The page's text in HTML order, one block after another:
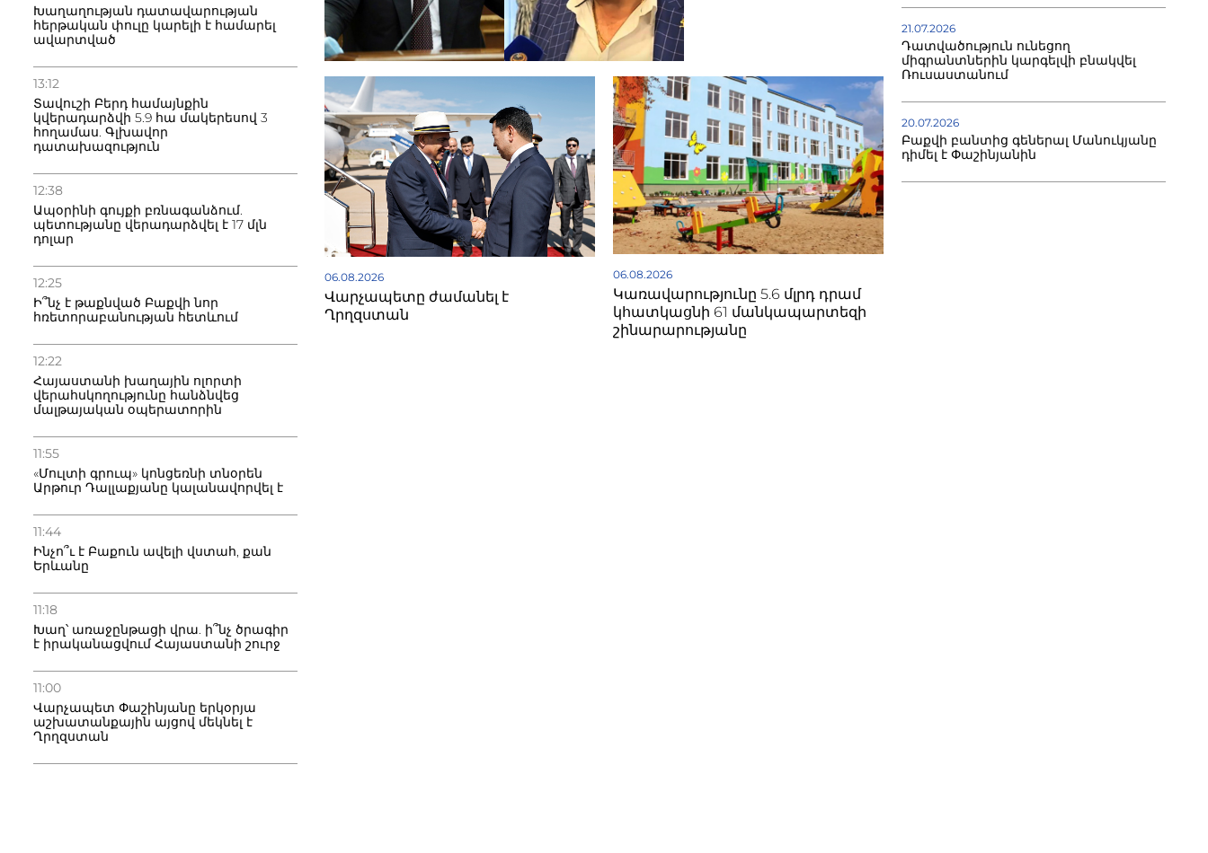
Խաղաղության դատավարության
հերթական փուլը կարելի է համարել
ավարտված
13:12
Տավուշի Բերդ համայնքին
կվերադարձվի 5.9 հա մակերեսով 3
հողամաս. Գլխավոր
դատախազություն
12:38
Ապօրինի գույքի բռնագանձում.
պետությանը վերադարձվել է 17 մլն
դոլար
12:25
Ի՞նչ է թաքնված Բաքվի նոր
հռետորաբանության հետևում
12:22
Հայաստանի խաղային ոլորտի
վերահսկողությունը հանձնվեց
մալթայական օպերատորին
11:55
«Մուլտի գրուպ» կոնցեռնի տնօրեն
Արթուր Դալլաքյանը կալանավորվել է
11:44
Ինչո՞ւ է Բաքուն ավելի վստահ, քան
Երևանը
11:18
Խաղ՝ առաջընթացի վրա. ի՞նչ ծրագիր
է իրականացվում Հայաստանի շուրջ
11:00
Վարչապետ Փաշինյանը երկօրյա
աշխատանքային այցով մեկնել է
Ղրղզստան
06.08.2026
Վարչապետը ժամանել է
Ղրղզստան
06.08.2026
Կառավարությունը 5.6 մլրդ դրամ
կհատկացնի 61 մանկապարտեզի
շինարարությանը
21.07.2026
Դատվածություն ունեցող
միգրանտներին կարգելվի բնակվել
Ռուսաստանում
20.07.2026
Բաքվի բանտից գեներալ Մանուկյանը
դիմել է Փաշինյանին